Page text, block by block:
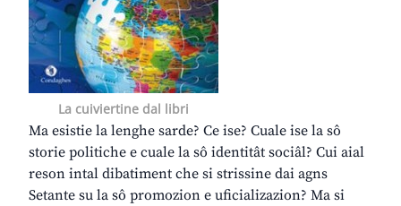
La cuiviertine dal libri
Ma esistie la lenghe sarde? Ce ise? Cuale ise la sô
storie politiche e cuale la sô identitât sociâl? Cui aial
reson intal dibatiment che si strissine dai agns
Setante su la sô promozion e uficializazion? Ma si